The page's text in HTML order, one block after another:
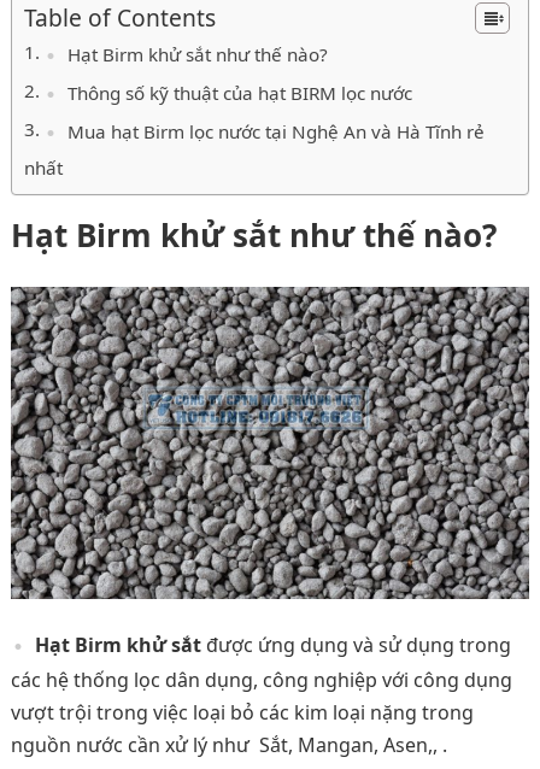
Table of Contents
Hạt Birm khử sắt như thế nào?
Thông số kỹ thuật của hạt BIRM lọc nước
Mua hạt Birm lọc nước tại Nghệ An và Hà Tĩnh rẻ
nhất
Hạt Birm khử sắt như thế nào?
Hạt Birm khử sắt được ứng dụng và sử dụng trong
các hệ thống lọc dân dụng, công nghiệp với công dụng
vượt trội trong việc loại bỏ các kim loại nặng trong
nguồn nước cần xử lý như Sắt, Mangan, Asen,, .